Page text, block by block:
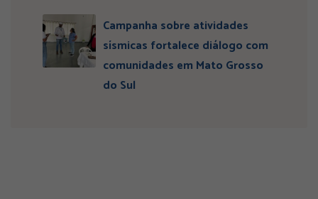
Campanha sobre atividades
sísmicas fortalece diálogo com
comunidades em Mato Grosso
do Sul